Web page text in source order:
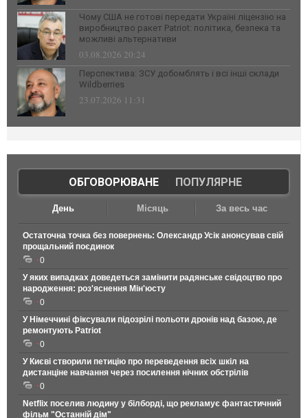
Чому США не готові передати Україні ліцензію на
виробництво ракет Patriot: політика, безпека та
можливі альтернативи
03.08.2026 20:24
Перспектива: ЗСУ добомблять і всі інші склади
Wildberries
23.07.2026 11:31
ОБГОВОРЮВАНЕ| ПОПУЛЯРНЕ
День Місяць За весь час
Остаточна точка без повернень: Олександр Усік анонсував свій
прощальний поєдинок
0
У яких випадках доведеться замінити радянське свідоцтво про
народження: роз'яснення Мін'юсту
0
У Німеччині фіксували підозрілі польоти дронів над базою, де
ремонтують Patriot
0
У Києві створили петицію про переведення всіх шкіл на
дистанціне навчання через посилення нічних обстрілів
0
Netflix поселив людину у білборді, що рекламує фантастичний
фільм "Останній дім"